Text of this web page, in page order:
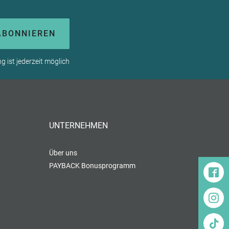
ist jederzeit möglich
UNTERNEHMEN
Über uns
PAYBACK Bonusprogramm